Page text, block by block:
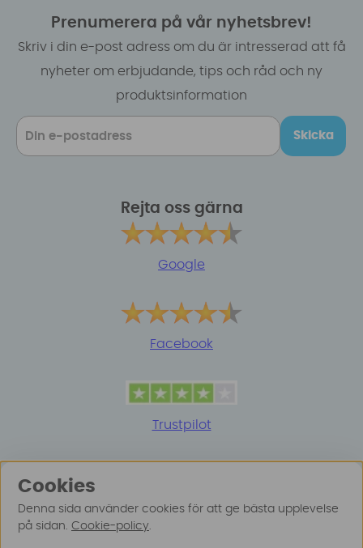
Prenumerera på vår nyhetsbrev!
Skriv i din e-post adress om du är intresserad att få
nyheter om erbjudande, tips och råd och ny
produktsinformation
Skicka
Rejta oss gärna
Google
Facebook
Trustpilot
Cookies
Denna sida använder cookies för att ge bästa upplevelse
på sidan. Cookie-policy.